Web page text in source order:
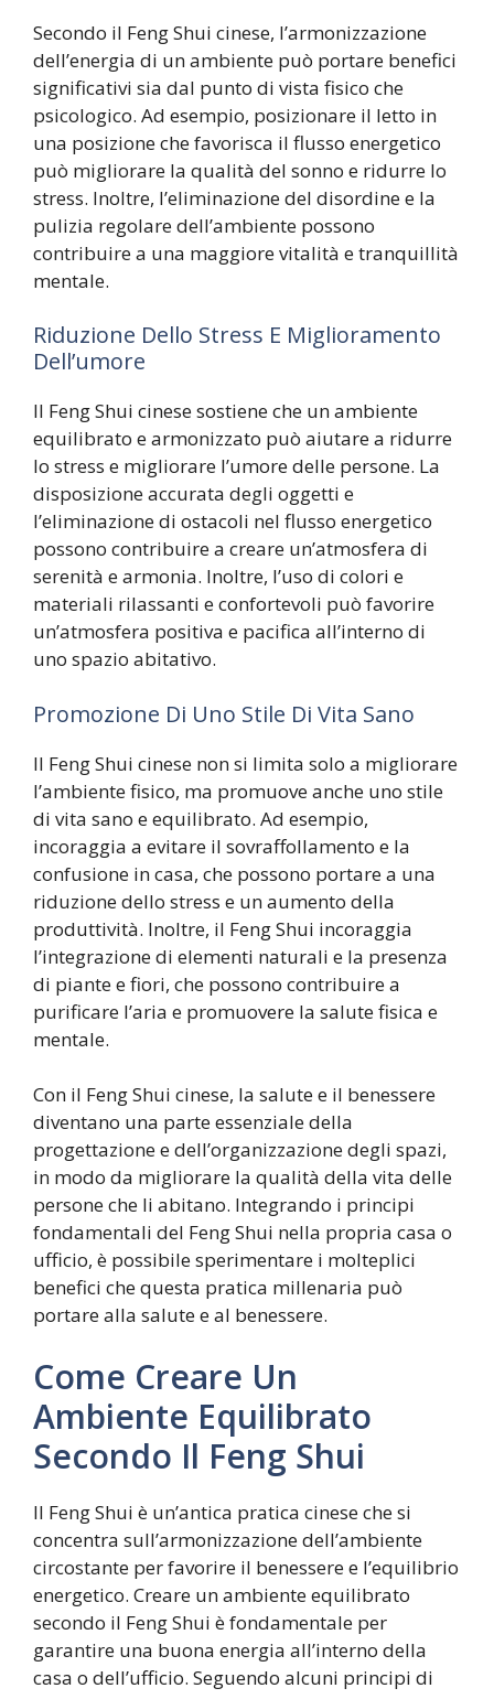
Secondo il Feng Shui cinese, l’armonizzazione
dell’energia di un ambiente può portare benefici
significativi sia dal punto di vista fisico che
psicologico. Ad esempio, posizionare il letto in
una posizione che favorisca il flusso energetico
può migliorare la qualità del sonno e ridurre lo
stress. Inoltre, l’eliminazione del disordine e la
pulizia regolare dell’ambiente possono
contribuire a una maggiore vitalità e tranquillità
mentale.
Riduzione Dello Stress E Miglioramento
Dell’umore
Il Feng Shui cinese sostiene che un ambiente
equilibrato e armonizzato può aiutare a ridurre
lo stress e migliorare l’umore delle persone. La
disposizione accurata degli oggetti e
l’eliminazione di ostacoli nel flusso energetico
possono contribuire a creare un’atmosfera di
serenità e armonia. Inoltre, l’uso di colori e
materiali rilassanti e confortevoli può favorire
un’atmosfera positiva e pacifica all’interno di
uno spazio abitativo.
Promozione Di Uno Stile Di Vita Sano
Il Feng Shui cinese non si limita solo a migliorare
l’ambiente fisico, ma promuove anche uno stile
di vita sano e equilibrato. Ad esempio,
incoraggia a evitare il sovraffollamento e la
confusione in casa, che possono portare a una
riduzione dello stress e un aumento della
produttività. Inoltre, il Feng Shui incoraggia
l’integrazione di elementi naturali e la presenza
di piante e fiori, che possono contribuire a
purificare l’aria e promuovere la salute fisica e
mentale.
Con il Feng Shui cinese, la salute e il benessere
diventano una parte essenziale della
progettazione e dell’organizzazione degli spazi,
in modo da migliorare la qualità della vita delle
persone che li abitano. Integrando i principi
fondamentali del Feng Shui nella propria casa o
ufficio, è possibile sperimentare i molteplici
benefici che questa pratica millenaria può
portare alla salute e al benessere.
Come Creare Un
Ambiente Equilibrato
Secondo Il Feng Shui
Il Feng Shui è un’antica pratica cinese che si
concentra sull’armonizzazione dell’ambiente
circostante per favorire il benessere e l’equilibrio
energetico. Creare un ambiente equilibrato
secondo il Feng Shui è fondamentale per
garantire una buona energia all’interno della
casa o dell’ufficio. Seguendo alcuni principi di